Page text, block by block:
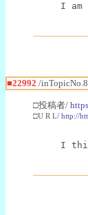
I
■22992 /
□投稿者/
□U R L/ http://
I